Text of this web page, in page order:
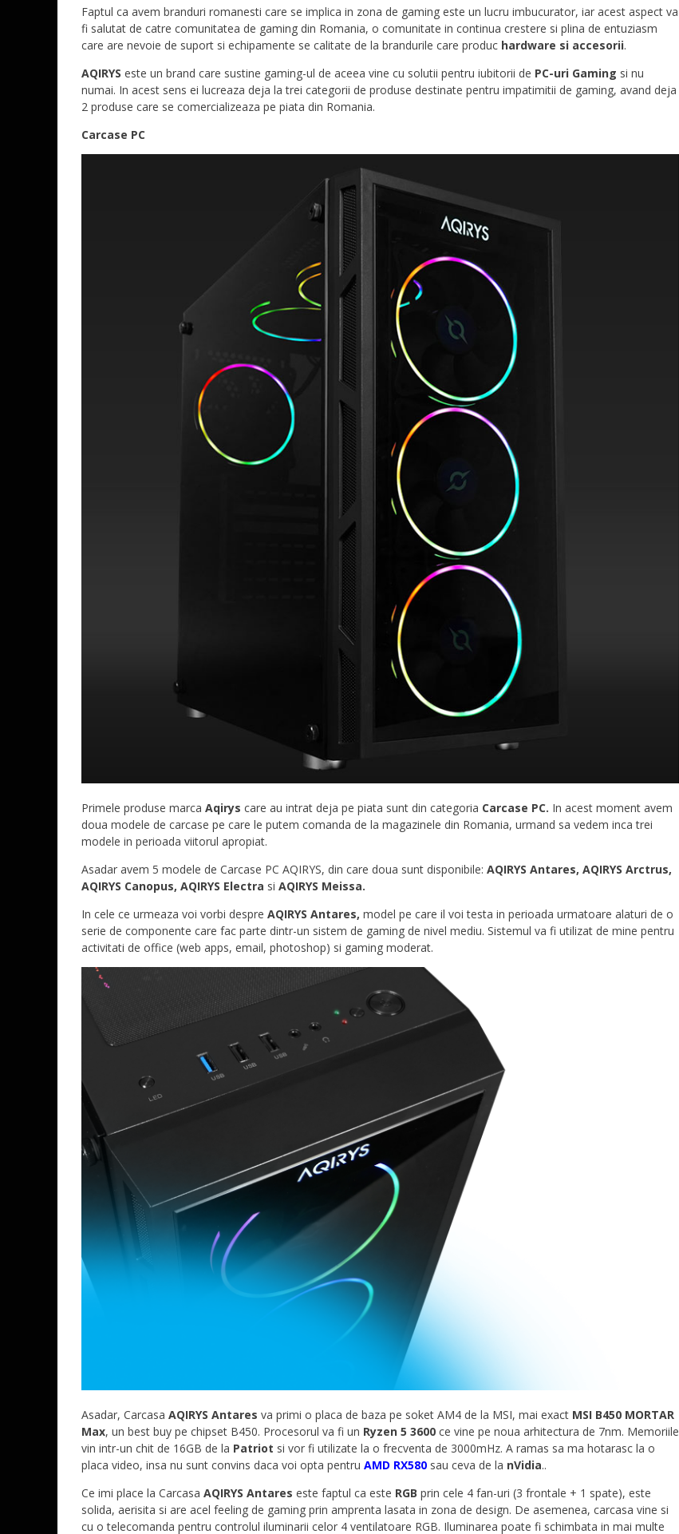
Faptul ca avem branduri romanesti care se implica in zona de gaming este un lucru imbucurator, iar acest aspect va
fi salutat de catre comunitatea de gaming din Romania, o comunitate in continua crestere si plina de entuziasm
care are nevoie de suport si echipamente se calitate de la brandurile care produc hardware si accesorii.
AQIRYS este un brand care sustine gaming-ul de aceea vine cu solutii pentru iubitorii de PC-uri Gaming si nu
numai. In acest sens ei lucreaza deja la trei categorii de produse destinate pentru impatimitii de gaming, avand deja
2 produse care se comercializeaza pe piata din Romania.
Carcase PC
Primele produse marca Aqirys care au intrat deja pe piata sunt din categoria Carcase PC. In acest moment avem
doua modele de carcase pe care le putem comanda de la magazinele din Romania, urmand sa vedem inca trei
modele in perioada viitorul apropiat.
Asadar avem 5 modele de Carcase PC AQIRYS, din care doua sunt disponibile: AQIRYS Antares, AQIRYS Arctrus,
AQIRYS Canopus, AQIRYS Electra si AQIRYS Meissa.
In cele ce urmeaza voi vorbi despre AQIRYS Antares, model pe care il voi testa in perioada urmatoare alaturi de o
serie de componente care fac parte dintr-un sistem de gaming de nivel mediu. Sistemul va fi utilizat de mine pentru
activitati de office (web apps, email, photoshop) si gaming moderat.
Asadar, Carcasa AQIRYS Antares va primi o placa de baza pe soket AM4 de la MSI, mai exact MSI B450 MORTAR
Max, un best buy pe chipset B450. Procesorul va fi un Ryzen 5 3600 ce vine pe noua arhitectura de 7nm. Memoriile
vin intr-un chit de 16GB de la Patriot si vor fi utilizate la o frecventa de 3000mHz. A ramas sa ma hotarasc la o
placa video, insa nu sunt convins daca voi opta pentru AMD RX580 sau ceva de la nVidia..
Ce imi place la Carcasa AQIRYS Antares este faptul ca este RGB prin cele 4 fan-uri (3 frontale + 1 spate), este
solida, aerisita si are acel feeling de gaming prin amprenta lasata in zona de design. De asemenea, carcasa vine si
cu o telecomanda pentru controlul iluminarii celor 4 ventilatoare RGB. Iluminarea poate fi schimbata in mai multe